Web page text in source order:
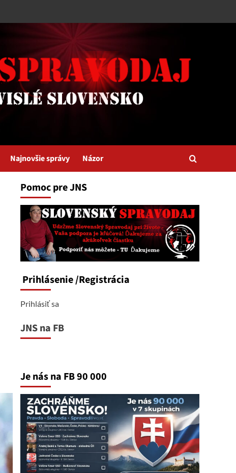
Najnovšie správy Názor
Pomoc pre JNS
Prihlásenie/Registrácia
Prihlásiť sa
JNS na FB
Je nás na FB 90 000